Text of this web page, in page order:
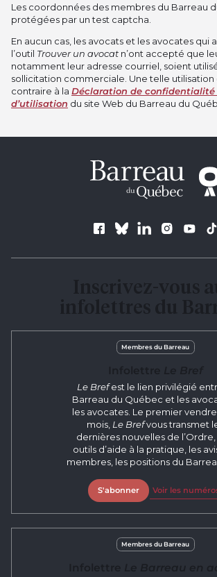
Les coordonnées des membres du Barreau
protégées par un test captcha.
En aucun cas, les avocats et les avocates qui
l’outil Trouver un avocat n’ont accepté que
notamment leur adresse courriel, soient
sollicitation commerciale. Une telle utilisation
contraire à laDéclaration de
d’utilisation du site Web du Barreau du
Suivez le
Membres du Barreau
Le Brefest le lien privilégié
Barreau du Québec et les
les avocates. Le premier
mois, Le Brefvous transmet
dernières nouvelles de
outils d’aide à la pratique, les
membres, les positions du
S'abonner Voir les
Membres du Barreau